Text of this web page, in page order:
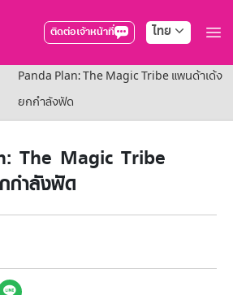
ติดต่อเจ้าหน้าที่ ไทย
นส์นาวทั้งหมด
ดาวเทียม
าทรูวิชั่นส์
ผู้ประกอบการ
Panda Plan: The Magic Tribe แพนด้าเด้ง
ยกกำลังฟัด
The Magic Tribe
กำลังฟัด